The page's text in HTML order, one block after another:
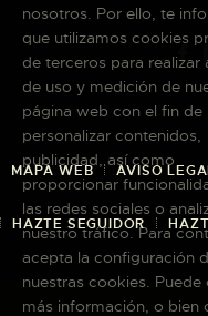
MAPA WEB AVISO
HAZTE SEGUIDOR
nosotros. Por ello, te
que utilizamos cookies
de terceros para realizar
de uso y medición de
página web con el fin de
personalizar contenidos,
publicidad, así como
proporcionar
las redes sociales o
nuestro tráfico. Para
acepta la configuración
nuestras cookies. Puede
más información, o bien